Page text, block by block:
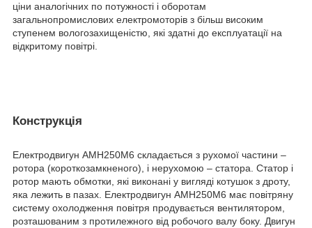
ціни аналогічних по потужності і оборотам
загальнопромислових електромоторів з більш високим
ступенем вологозахищеністю, які здатні до експлуатації на
відкритому повітрі.
Конструкція
Електродвигун АМН250М6 складається з рухомої частини –
ротора (короткозамкненого), і нерухомою – статора. Статор і
ротор мають обмотки, які виконані у вигляді котушок з дроту,
яка лежить в пазах. Електродвигун АМН250М6 має повітряну
систему охолодження повітря продувається вентилятором,
розташованим з протилежного від робочого валу боку. Двигун